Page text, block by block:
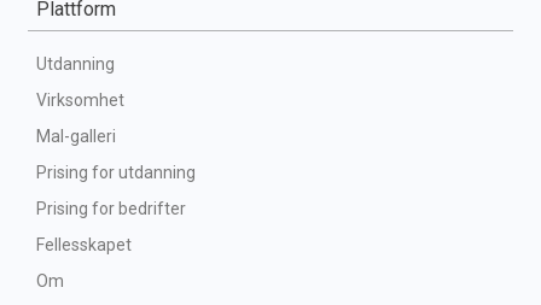
Plattform
Utdanning
Virksomhet
Mal-galleri
Prising for utdanning
Prising for bedrifter
Fellesskapet
Om